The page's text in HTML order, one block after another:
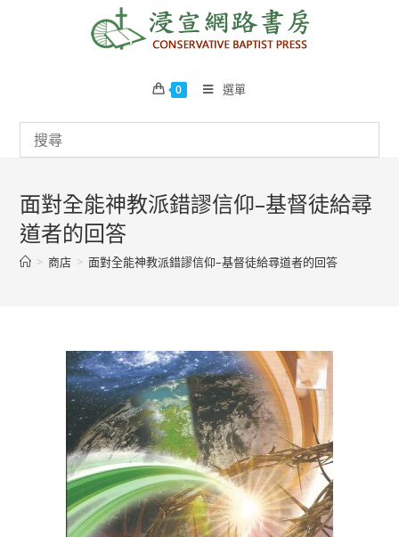
0 選單
面對全能神教派錯謬信仰–基督徒給尋
道者的回答
> 商店 > 面對全能神教派錯謬信仰–基督徒給尋道者的回答